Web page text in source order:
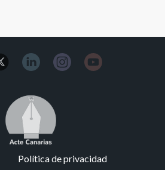
Image
Política de privacidad